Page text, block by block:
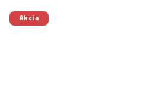
Akcia